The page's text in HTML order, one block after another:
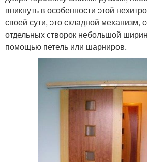
вникнуть в особенности этой
своей сути, это складной механизм,
отдельных створок небольшой
помощью петель или шарниров.